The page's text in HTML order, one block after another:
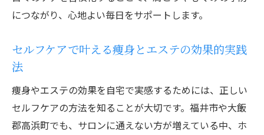
につながり、心地よい毎日をサポートします。
セルフケアで叶える痩身とエステの効果的実践
法
痩身やエステの効果を自宅で実感するためには、正しい
セルフケアの方法を知ることが大切です。福井市や大飯
郡高浜町でも、サロンに通えない方が増えている中、ホ